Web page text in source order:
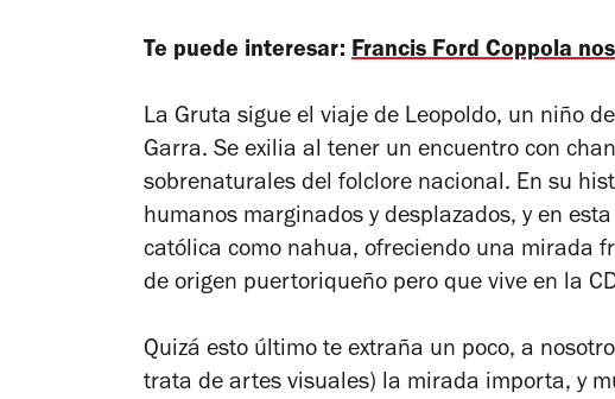
Te puede interesar: Francis Ford Coppola
La Gruta sigue el viaje de Leopoldo, un niño
Garra. Se exilia al tener un encuentro con
sobrenaturales del folclore nacional. En su
humanos marginados y desplazados, y en
católica como nahua, ofreciendo una mirada
de origen puertoriqueño pero que vive en la
Quizá esto último te extraña un poco, a
trata de artes visuales) la mirada importa, y